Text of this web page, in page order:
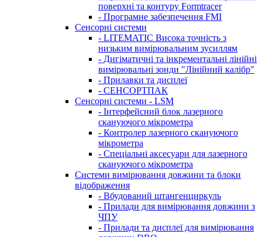
поверхні та контуру Formtracer
- Програмне забезпечення FMI
Сенсорні системи
- LITEMATIC Висока точність з
низьким вимірювальним зусиллям
- Дигіматичні та інкрементальні лінійні
вимірювальні зонди "Лінійний калібр"
- Прилавки та дисплеї
- СЕНСОРТПАК
Сенсорні системи - LSM
- Інтерфейсний блок лазерного
скануючого мікрометра
- Контролер лазерного скануючого
мікрометра
- Спеціальні аксесуари для лазерного
скануючого мікрометра
Системи вимірювання довжини та блоки
відображення
- Вбудований штангенциркуль
- Прилади для вимірювання довжини з
ЧПУ
- Прилади та дисплеї для вимірювання